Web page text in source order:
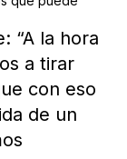
“A la hora
a tirar
con eso
de un